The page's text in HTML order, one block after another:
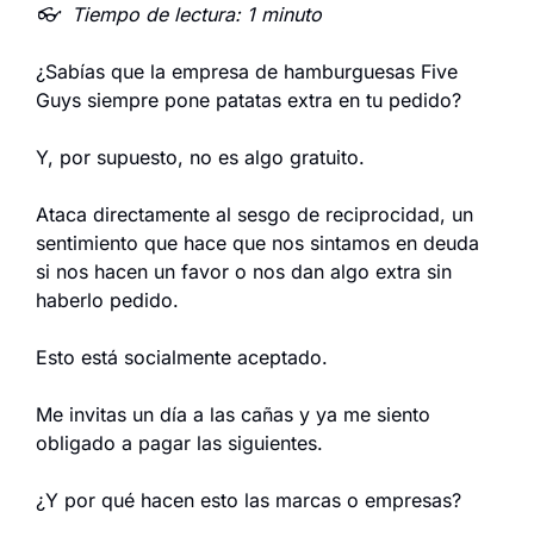
👓  Tiempo de lectura: 1 minuto
¿Sabías que la empresa de hamburguesas Five
Guys siempre pone patatas extra en tu pedido?
Y, por supuesto, no es algo gratuito.
Ataca directamente al sesgo de reciprocidad, un
sentimiento que hace que nos sintamos en deuda
si nos hacen un favor o nos dan algo extra sin
haberlo pedido.
Esto está socialmente aceptado.
Me invitas un día a las cañas y ya me siento
obligado a pagar las siguientes.
¿Y por qué hacen esto las marcas o empresas?